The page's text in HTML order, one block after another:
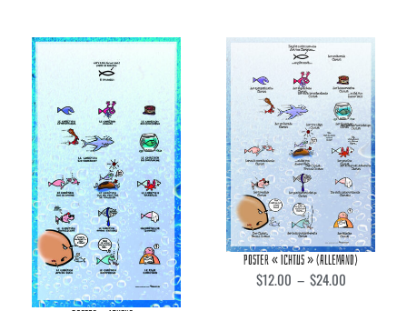
POSTER « ICHTUS » (ALLEMAND)
$12.00 – $24.00